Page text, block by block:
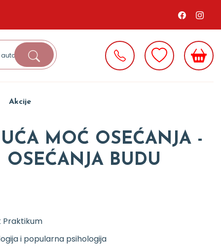
Akcije
MOĆ OSEĆANJA -
BUDU
Praktikum
i popularna psihologija